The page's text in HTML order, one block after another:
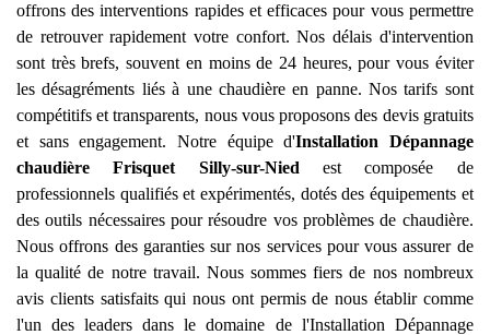
offrons des interventions rapides et efficaces pour vous permettre
de retrouver rapidement votre confort. Nos délais d'intervention
sont très brefs, souvent en moins de 24 heures, pour vous éviter
les désagréments liés à une chaudière en panne. Nos tarifs sont
compétitifs et transparents, nous vous proposons des devis gratuits
et sans engagement. Notre équipe d'Installation Dépannage
chaudière Frisquet
Silly-sur-Nied est composée de
professionnels qualifiés et expérimentés, dotés des équipements et
des outils nécessaires pour résoudre vos problèmes de chaudière.
Nous offrons des garanties sur nos services pour vous assurer de
la qualité de notre travail. Nous sommes fiers de nos nombreux
avis clients satisfaits qui nous ont permis de nous établir comme
l'un des leaders dans le domaine de l'Installation Dépannage